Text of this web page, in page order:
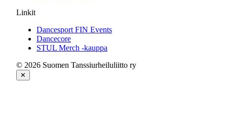
Linkit
Dancesport FIN Events
Dancecore
STUL Merch -kauppa
© 2026 Suomen Tanssiurheiluliitto ry
✕